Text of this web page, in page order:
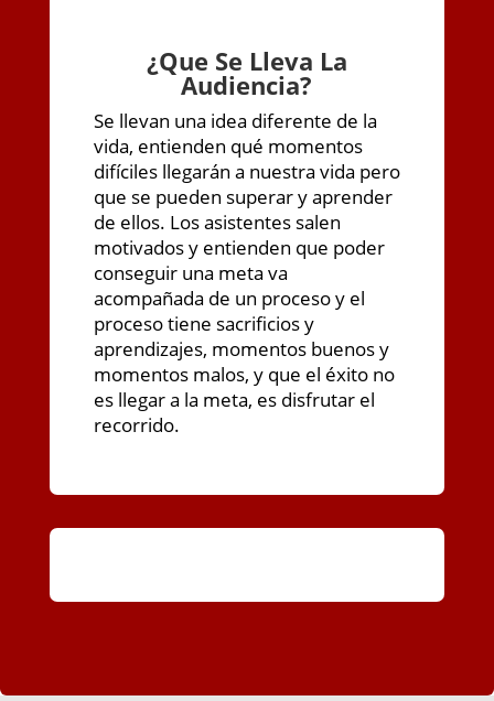
¿Que Se Lleva La
Audiencia?
Se llevan una idea diferente de la
vida, entienden qué momentos
difíciles llegarán a nuestra vida pero
que se pueden superar y aprender
de ellos. Los asistentes salen
motivados y entienden que poder
conseguir una meta va
acompañada de un proceso y el
proceso tiene sacrificios y
aprendizajes, momentos buenos y
momentos malos, y que el éxito no
es llegar a la meta, es disfrutar el
recorrido.